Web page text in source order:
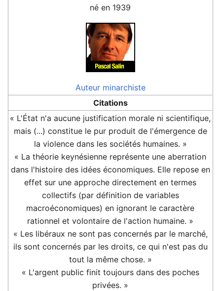
né en 1939
Auteur minarchiste
Citations
« L'État n'a aucune justification morale ni scientifique,
mais (...) constitue le pur produit de l'émergence de
la violence dans les sociétés humaines. »
« La théorie keynésienne représente une aberration
dans l'histoire des idées économiques. Elle repose en
effet sur une approche directement en termes
collectifs (par définition de variables
macroéconomiques) en ignorant le caractère
rationnel et volontaire de l'action humaine. »
« Les libéraux ne sont pas concernés par le marché,
ils sont concernés par les droits, ce qui n'est pas du
tout la même chose. »
« L'argent public finit toujours dans des poches
privées. »